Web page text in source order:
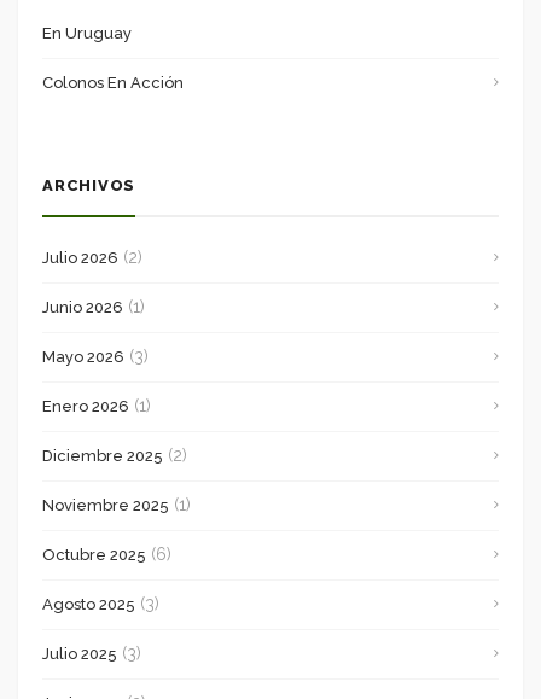
En Uruguay
Colonos En Acción
ARCHIVOS
Julio 2026 (2)
Junio 2026 (1)
Mayo 2026 (3)
Enero 2026 (1)
Diciembre 2025 (2)
Noviembre 2025 (1)
Octubre 2025 (6)
Agosto 2025 (3)
Julio 2025 (3)